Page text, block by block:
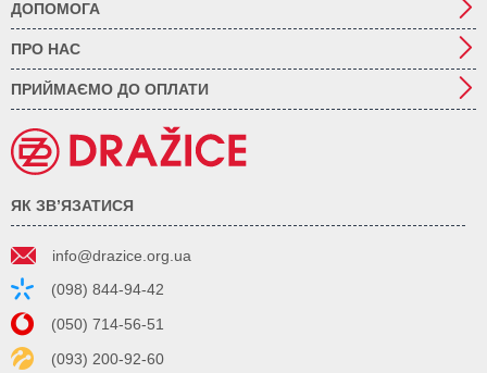
ДОПОМОГА
ПРО НАС
ПРИЙМАЄМО ДО ОПЛАТИ
ЯК ЗВ’ЯЗАТИСЯ
info@drazice.org.ua
(098) 844-94-42
(050) 714-56-51
(093) 200-92-60